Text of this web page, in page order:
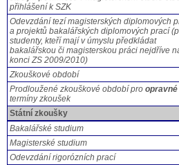
přihlášení k SZK
Odevzdání tezí magisterských diplomových
a projektů bakalářských diplomových prací
studenty, kteří mají v úmyslu předkládat
bakalářskou či magisterskou práci nejdříve
konci ZS 2009/2010)
Zkouškové období
Prodloužené zkouškové období pro opravné
termíny zkoušek
Státní zkoušky
Bakalářské studium
Magisterské studium
Odevzdání rigorózních prací